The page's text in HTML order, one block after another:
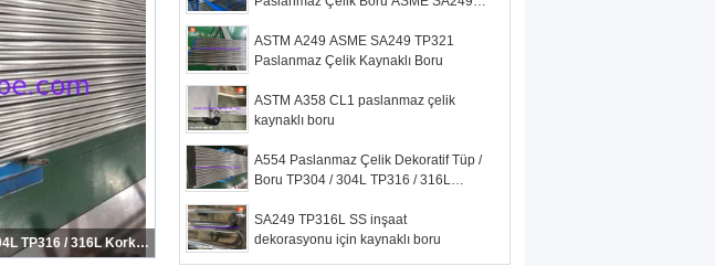
A554 Paslanmaz Çelik Dekoratif Tüp / Boru TP304 / 304L TP316 / 316L Korkuluk Küpeşte Küpeşte Saten / Ayna Için
ASTM A249 ASME SA249 TP321
Paslanmaz Çelik Kaynaklı Boru
ASTM A358 CL1 paslanmaz çelik
kaynaklı boru
A554 Paslanmaz Çelik Dekoratif Tüp /
Boru TP304 / 304L TP316 / 316L
Ayna Için
SA249 TP316L SS inşaat
dekorasyonu için kaynaklı boru